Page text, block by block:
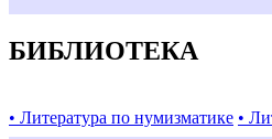
БИБЛИОТЕКА
• Литература по нумизматике •